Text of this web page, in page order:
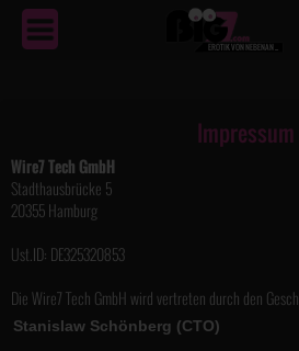
EROTIKVON NEBENAN ...
Impressum
Wire7 Tech GmbH
Stadthausbrücke 5
20355 Hamburg
Ust.ID: DE325320853
Die Wire7 Tech GmbH wird vertreten durch den